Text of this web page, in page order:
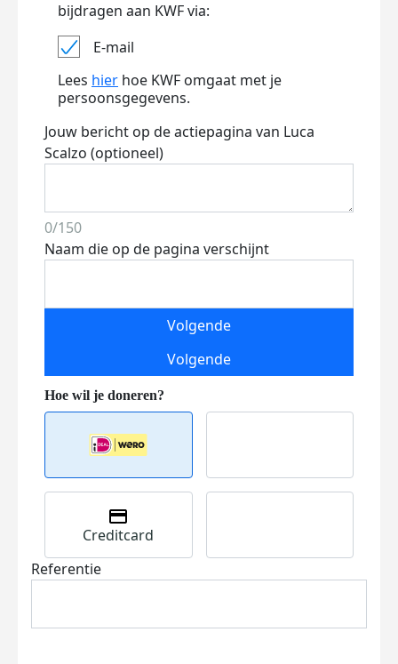
bijdragen aan KWF via:
E-mail
Lees hier hoe KWF omgaat met je
persoonsgegevens.
Jouw bericht op de actiepagina van Luca
Scalzo (optioneel)
0/150
Naam die op de pagina verschijnt
Volgende
Volgende
Creditcard
Referentie